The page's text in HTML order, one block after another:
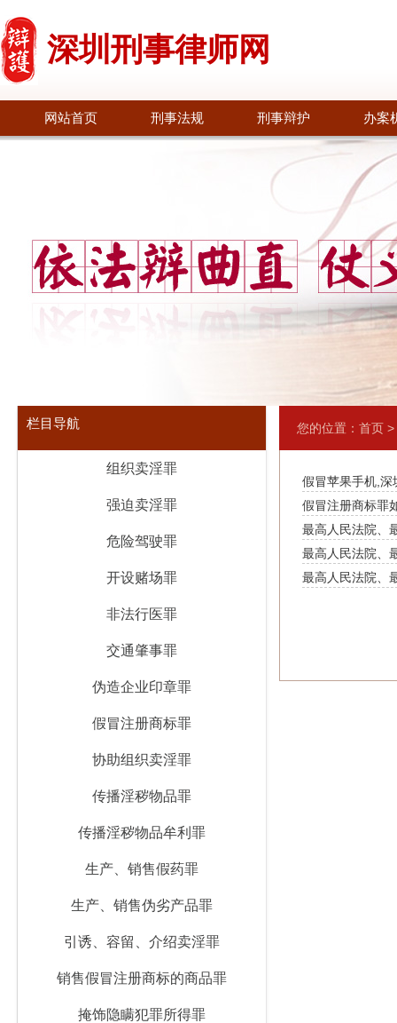
深圳刑事律师网
网站首页 刑事法规 刑事辩护 办案
栏目导航
组织卖淫罪
强迫卖淫罪
危险驾驶罪
开设赌场罪
非法行医罪
交通肇事罪
伪造企业印章罪
假冒注册商标罪
协助组织卖淫罪
传播淫秽物品罪
传播淫秽物品牟利罪
生产、销售假药罪
生产、销售伪劣产品罪
引诱、容留、介绍卖淫罪
销售假冒注册商标的商品罪
掩饰隐瞒犯罪所得罪
您的位置： 首页 >
假冒苹果手机,深
假冒注册商标罪
最高人民法院、
(2004)
最高人民法院、
（二）(2007)
最高人民法院、